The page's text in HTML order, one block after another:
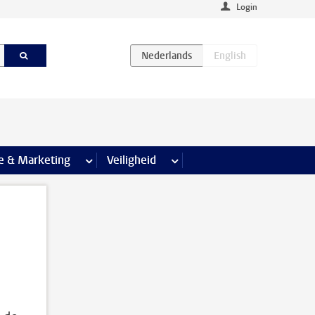
Login
& Marketing meer Communicatie & Marketing pagina’s
Veiligheid meer Veiligheid pagina’s